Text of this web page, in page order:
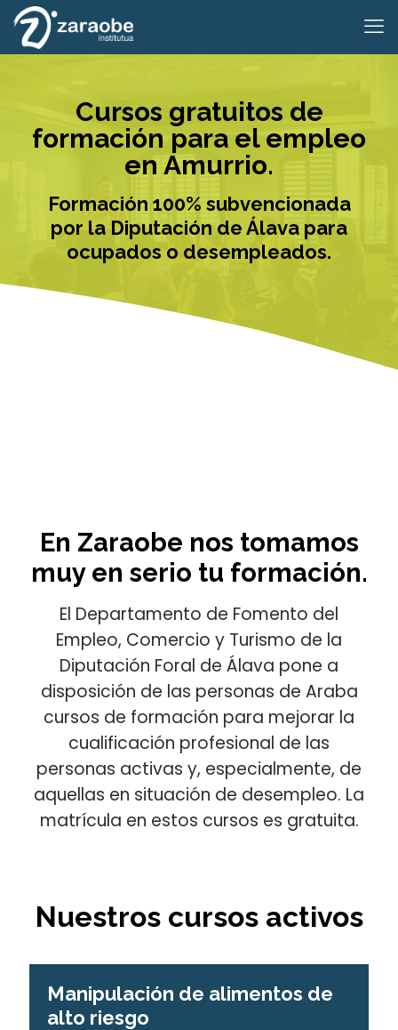
Cursos gratuitos de
formación para el empleo
en Amurrio.
Formación 100% subvencionada
por la Diputación de Álava para
ocupados o desempleados.
En Zaraobe nos tomamos
muy en serio tu formación.
El Departamento de Fomento del
Empleo, Comercio y Turismo de la
Diputación Foral de Álava pone a
disposición de las personas de Araba
cursos de formación para mejorar la
cualificación profesional de las
personas activas y, especialmente, de
aquellas en situación de desempleo. La
matrícula en estos cursos es gratuita.
Nuestros cursos activos
Manipulación de alimentos de
alto riesgo